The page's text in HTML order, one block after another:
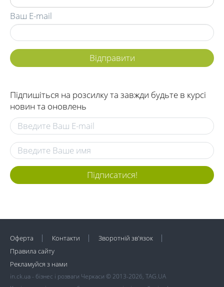
Ваш E-mail
Підпишіться на розсилку та завжди будьте в курсі
новин та оновлень
Підписатися!
Оферта Контакти
Зворотній зв'язок
Правила сайту
Рекламуйся з нами
in.ck.ua - бізнес і розваги Черкаси © 2013-2026, TAG.UA